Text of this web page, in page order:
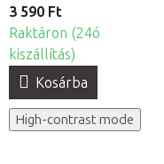
3 590 Ft
Raktáron (24ó
kiszállítás)
Kosárba
High-contrast mode